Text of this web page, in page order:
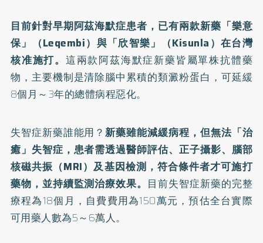
目前針對早期阿茲海默症患者，已有兩款新藥「樂意
保」（Leqembi）與「欣智樂」（Kisunla）在台灣
核准施打。 這兩款阿茲海默症新藥皆屬單株抗體藥
物，主要機制是清除腦中累積的類澱粉蛋白，可延緩
8個月～3年的總體病程惡化。
失智症新藥誰能用？新藥雖能減緩病程，但無法「治
癒」失智症，患者需透過醫師評估、正子攝影、腦部
核磁共振（MRI）及基因檢測，符合條件者才可施打
藥物，並持續監測治療效果。 目前失智症新藥的完整
療程為18個月，自費費用為150萬元，預估全台實際
可用藥人數為5～6萬人。